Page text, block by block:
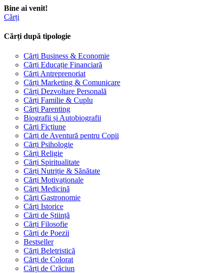
Bine ai venit!
Cărți
Cărți după tipologie
Cărți Business & Economie
Cărți Educație Financiară
Cărți Antreprenoriat
Cărți Marketing & Comunicare
Cărți Dezvoltare Personală
Cărți Familie & Cuplu
Cărți Parenting
Biografii și Autobiografii
Cărți Ficțiune
Cărți de Aventură pentru Copii
Cărți Psihologie
Cărți Religie
Cărți Spiritualitate
Cărți Nutriție & Sănătate
Cărți Motivaționale
Cărți Medicină
Cărți Gastronomie
Cărți Istorice
Cărți de Știință
Cărți Filosofie
Cărți de Poezii
Bestseller
Cărți Beletristică
Cărți de Colorat
Cărți de Crăciun